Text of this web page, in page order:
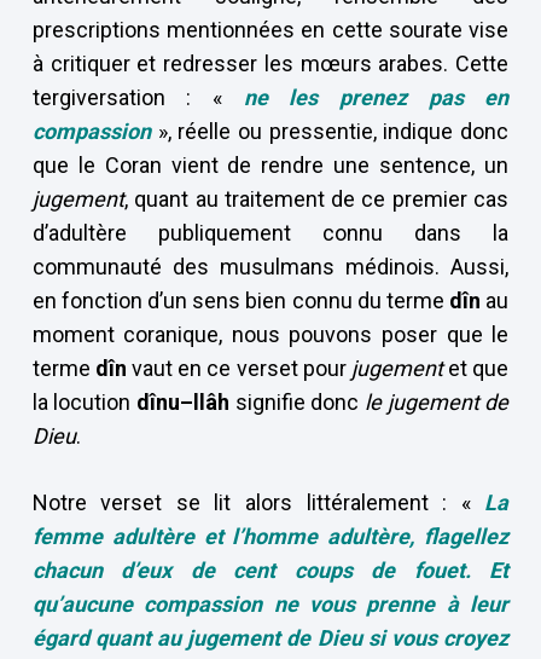
prescriptions mentionnées en cette sourate vise
à critiquer et redresser les mœurs arabes. Cette
tergiversation : « ne les prenez pas en
compassion », réelle ou pressentie, indique donc
que le Coran vient de rendre une sentence, un
jugement, quant au traitement de ce premier cas
d’adultère publiquement connu dans la
communauté des musulmans médinois. Aussi,
en fonction d’un sens bien connu du terme dîn au
moment coranique, nous pouvons poser que le
terme dîn vaut en ce verset pour jugementet que
la locution dînu–llâh signifie donc le jugement de
Dieu.
Notre verset se lit alors littéralement : « La
femme adultère et l’homme adultère, flagellez
chacun d’eux de cent coups de fouet. Et
qu’aucune compassion ne vous prenne à leur
égard quant au jugement de Dieu si vous croyez